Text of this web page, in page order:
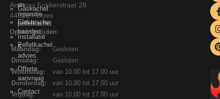
en
reparatie
pelletkachel
Installatie
&
advies
Offerte
aanvraag
Contact
Gaskachel
Elektrische
haarden
Pelletkachel
Anthony Fokkerstraat 28
4462ET Goes
Openingstijden:
Maandag:
Gesloten
Dinsdag:
Gesloten
Woensdag:
van 10.00 tot 17.00 uur
Donderdag:
van 10.00 tot 17.00 uur
Vrijdag:
van 10.00 tot 17.00 uur